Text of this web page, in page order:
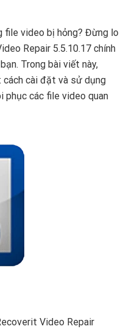
file video bị hỏng? Đừng lo
Repair 5.5.10.17 chính
Trong bài viết này,
cài đặt và sử dụng
phục các file video quan
Video Repair